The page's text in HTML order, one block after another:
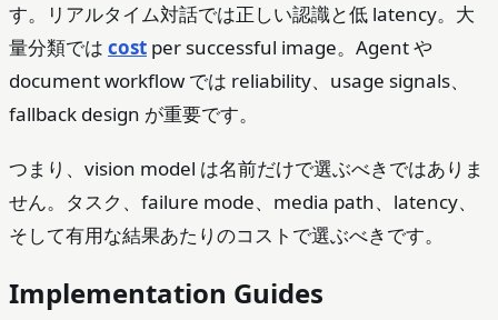
す。リアルタイム対話では正しい認識と低 latency。大
量分類では cost per successful image。Agent や
document workflow では reliability、usage signals、
fallback design が重要です。
つまり、vision model は名前だけで選ぶべきではありま
せん。タスク、failure mode、media path、latency、
そして有用な結果あたりのコストで選ぶべきです。
Implementation Guides